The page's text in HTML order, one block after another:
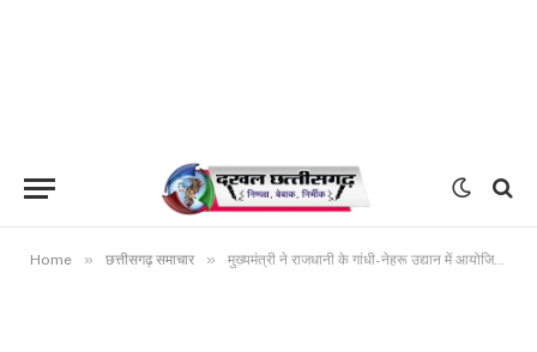
Home » छत्तीसगढ़ समाचार » मुख्यमंत्री ने राजधानी के गांधी-नेहरू उद्यान में आयोजित पुष्प, फल, सब्जी प्रदर्शनी का किया शुभारंभ